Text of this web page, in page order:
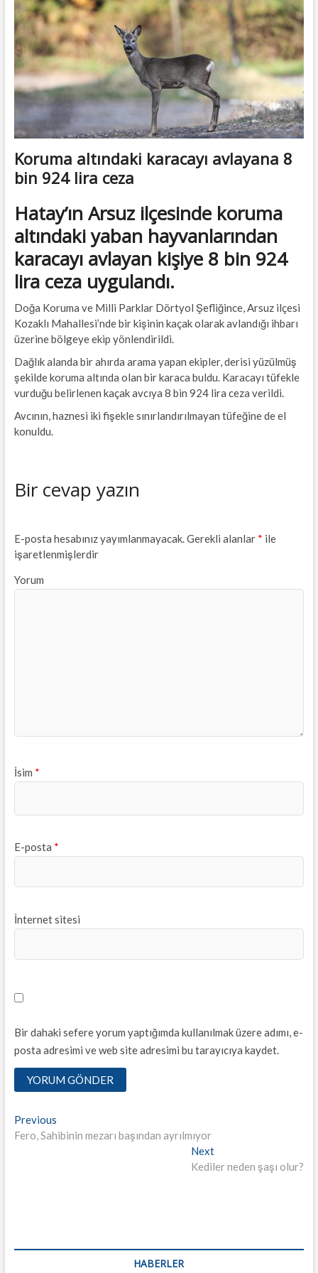
t
t
o
n
Koruma altındaki karacayı avlayana 8
bin 924 lira ceza
Hatay’ın Arsuz ilçesinde koruma
altındaki yaban hayvanlarından
karacayı avlayan kişiye 8 bin 924
lira ceza uygulandı.
Doğa Koruma ve Milli Parklar Dörtyol Şefliğince, Arsuz ilçesi
Kozaklı Mahallesi’nde bir kişinin kaçak olarak avlandığı ihbarı
üzerine bölgeye ekip yönlendirildi.
Dağlık alanda bir ahırda arama yapan ekipler, derisi yüzülmüş
şekilde koruma altında olan bir karaca buldu. Karacayı tüfekle
vurduğu belirlenen kaçak avcıya 8 bin 924 lira ceza verildi.
Avcının, haznesi iki fişekle sınırlandırılmayan tüfeğine de el
konuldu.
Bir cevap yazın
E-posta hesabınız yayımlanmayacak.Gerekli alanlar * ile
işaretlenmişlerdir
Yorum
İsim *
E-posta *
İnternet sitesi
Bir dahaki sefere yorum yaptığımda kullanılmak üzere adımı, e-
posta adresimi ve web site adresimi bu tarayıcıya kaydet.
Yazı
dolaşımı
PreviousPrevious
post:
Fero, Sahibinin mezarı başından ayrılmıyor
NextNext
post:
Kediler neden şaşı olur?
HABERLER